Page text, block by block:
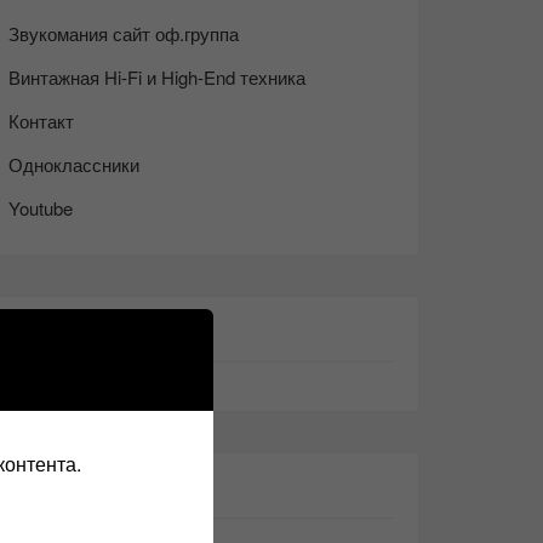
Звукомания сайт оф.группа
Винтажная Hi-Fi и High-End техника
Контакт
Одноклассники
Youtube